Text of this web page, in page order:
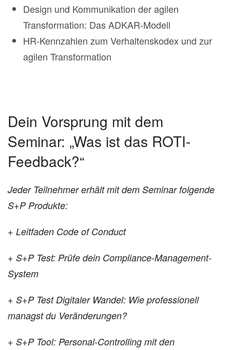
Design und Kommunikation der agilen
Transformation: Das ADKAR-Modell
HR-Kennzahlen zum Verhaltenskodex und zur
agilen Transformation
Dein Vorsprung mit dem
Seminar: „Was ist das ROTI-
Feedback?“
Jeder Teilnehmer erhält mit dem Seminar folgende
S+P Produkte:
+ Leitfaden Code of Conduct
+ S+P Test: Prüfe dein Compliance-Management-
System
+ S+P Test Digitaler Wandel: Wie professionell
managst du Veränderungen?
+ S+P Tool: Personal-Controlling mit den